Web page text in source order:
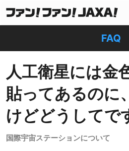
FAQ
人工衛星には金
貼ってあるのに
けどどうしてで
国際宇宙ステーションについて